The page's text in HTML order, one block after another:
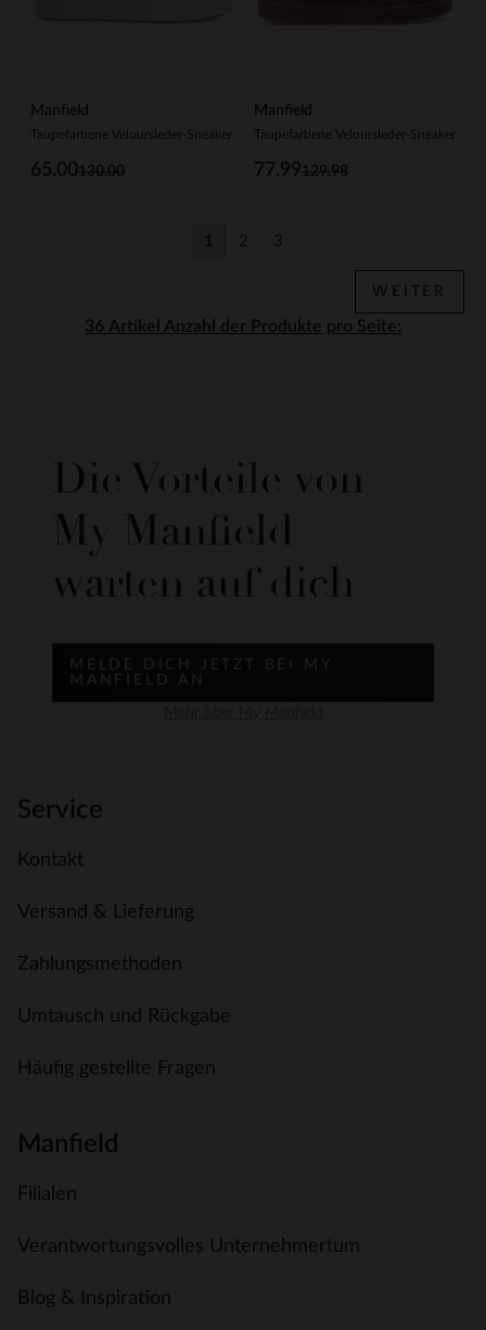
Manfield
Taupefarbene Veloursleder-Sneaker
130.00
65.00
Manfield
Taupefarbene Veloursleder-Sneaker
129.98
77.99
Anzahl der Produkte pro Seite:
1 2 3
WEITER
Die Vorteile von
My Manfield
warten auf dich
MELDE DICH JETZT BEI MY
MANFIELD AN
Service
Kontakt
Versand & Lieferung
Zahlungsmethoden
Umtausch und Rückgabe
Häufig gestellte Fragen
Manfield
Filialen
Verantwortungsvolles Unternehmertum
Blog & Inspiration